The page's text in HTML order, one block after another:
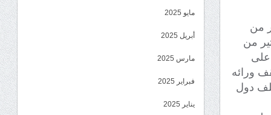
من
من
على
ورائه
دول
مايو 2025
أبريل 2025
مارس 2025
فبراير 2025
يناير 2025